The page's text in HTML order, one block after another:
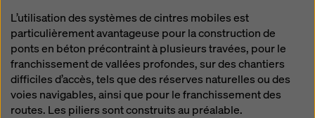
L’utilisation des systèmes de cintres mobiles est
particulièrement avantageuse pour la construction de
ponts en béton précontraint à plusieurs travées, pour le
franchissement de vallées profondes, sur des chantiers
difficiles d’accès, tels que des réserves naturelles ou des
voies navigables, ainsi que pour le franchissement des
routes. Les piliers sont construits au préalable.